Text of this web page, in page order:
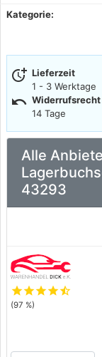
Kategorie:
more_time Lieferzeit
1 - 3 Werktage
undo Widerrufsrecht
14 Tage
Alle
43293
starstarstarstarstar_half
(97 %)